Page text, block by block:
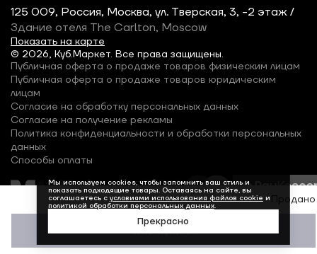
Продано
Уже купили
© 2026, Куб.Маркет. Все права защищены.
125 009, Россия, Москва, ул. Тверская, 3, -2 этаж /
Здание отеля The Carlton, Moscow
Показать на карте
Публичная оферта о продаже товаров физическим лицам
Публичная оферта о продаже товаров юридическим
лицам
Согласие на обработку персональных данных
Согласие на получение рекламы
Политика конфиденциальности и обработки персональных
данных
Способы оплаты
Мы используем cookies, чтобы запомнить ваш стиль и
показать подходящие товары. Оставаясь на сайте, вы
соглашаетесь с условиями использования файлов cookie и
политикой обработки персональных данных.
Прекрасно